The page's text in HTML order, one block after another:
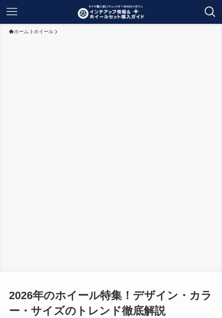
ホーム ホイール
2026年のホイール特集！デザイン・カラ
ー・サイズのトレンド徹底解説